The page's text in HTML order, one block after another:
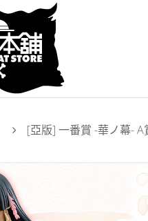
[亞版] 一番賞 -華ノ幕- A